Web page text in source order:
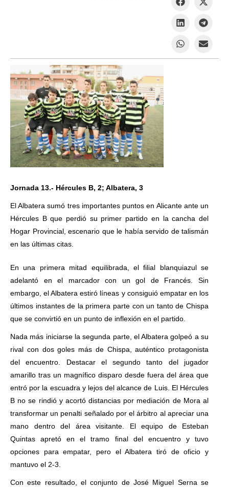
Jornada 13.- Hércules B, 2; Albatera, 3
El Albatera sumó tres importantes puntos en Alicante ante un
Hércules B que perdió su primer partido en la cancha del
Hogar Provincial, escenario que le había servido de talismán
en las últimas citas.
En una primera mitad equilibrada, el filial blanquiazul se
adelantó en el marcador con un gol de Francés. Sin
embargo, el Albatera estiró líneas y consiguió empatar en los
últimos instantes de la primera parte con un tanto de Chispa
que se convirtió en un punto de inflexión en el partido.
Nada más iniciarse la segunda parte, el Albatera golpeó a su
rival con dos goles más de Chispa, auténtico protagonista
del encuentro. Destacar el segundo tanto del jugador
amarillo tras un magnífico disparo desde fuera del área que
entró por la escuadra y lejos del alcance de Luis. El Hércules
B no se rindió y acortó distancias por mediación de Mora al
transformar un penalti señalado por el árbitro al apreciar una
mano dentro del área visitante. El equipo de Esteban
Quintas apretó en el tramo final del encuentro y tuvo
opciones para empatar, pero el Albatera tiró de oficio y
mantuvo el 2-3.
Con este resultado, el conjunto de José Miguel Serna se